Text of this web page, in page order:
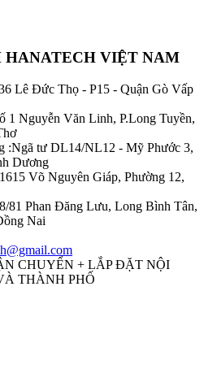
HANATECH VIỆT NAM
Lê Đức Thọ - P15 - Quận Gò Vấp
1 Nguyễn Văn Linh, P.Long Tuyền,
:Ngã tư DL14/NL12 - Mỹ Phước 3,
Dương
Võ Nguyên Giáp, Phường 12,
81 Phan Đăng Lưu, Long Bình Tân,
Nai
CHUYỂN + LẮP ĐẶT NỘI
THÀNH PHỐ